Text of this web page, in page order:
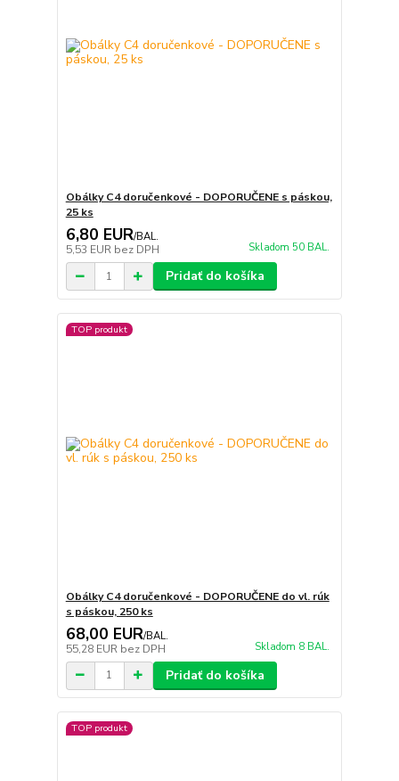
Obálky C4 doručenkové - DOPORUČENE s páskou,
25 ks
6,80 EUR/BAL.
5,53 EUR bez DPH Skladom 50 BAL.
Pridať do košíka
TOP produkt
Obálky C4 doručenkové - DOPORUČENE do vl. rúk
s páskou, 250 ks
68,00 EUR/BAL.
55,28 EUR bez DPH Skladom 8 BAL.
Pridať do košíka
TOP produkt